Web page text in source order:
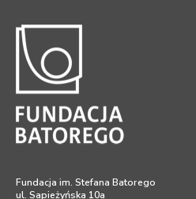
Fundacja im. Stefana Batorego
ul. Sapieżyńska 10a